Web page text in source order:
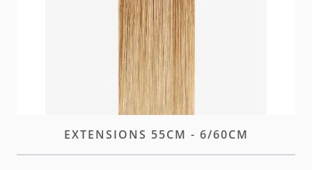
załóż kontoaby zakupić ten artykuł.
OPISSTANDARD TAPE-IN
EXTENSIONS 55CM - 6/60CM